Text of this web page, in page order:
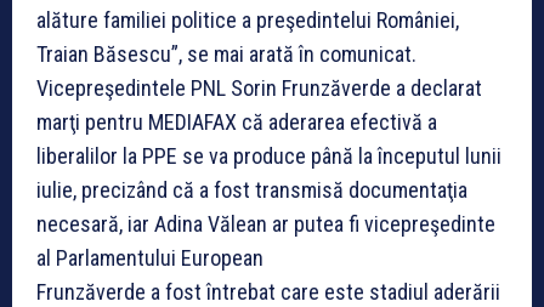
alăture familiei politice a preşedintelui României,
Traian Băsescu”, se mai arată în comunicat.
Vicepreşedintele PNL Sorin Frunzăverde a declarat
marţi pentru MEDIAFAX că aderarea efectivă a
liberalilor la PPE se va produce până la începutul lunii
iulie, precizând că a fost transmisă documentaţia
necesară, iar Adina Vălean ar putea fi vicepreşedinte
al Parlamentului European
Frunzăverde a fost întrebat care este stadiul aderării